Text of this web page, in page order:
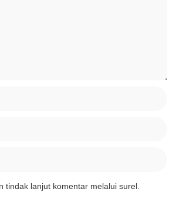
tindak lanjut komentar melalui surel.